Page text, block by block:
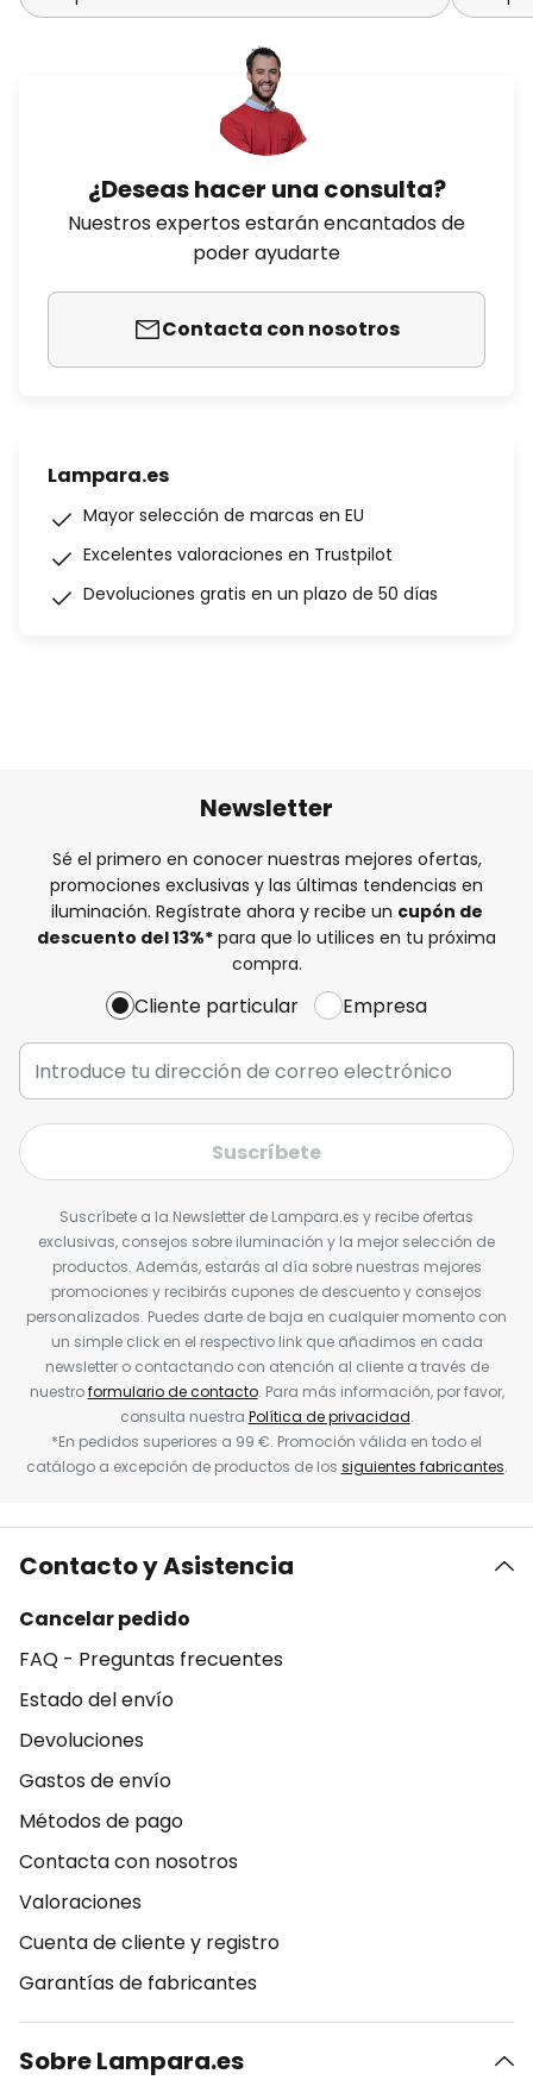
¿Deseas hacer una consulta?
Nuestros expertos estarán encantados de
poder ayudarte
Contacta con nosotros
Lampara.es
Mayor selección de marcas en EU
Excelentes valoraciones en Trustpilot
Devoluciones gratis en un plazo de 50 días
Newsletter
Sé el primero en conocer nuestras mejores ofertas,
promociones exclusivas y las últimas tendencias en
iluminación. Regístrate ahora y recibe un cupón de
descuento del13%* para que lo utilices en tu próxima
compra.
Cliente particular Empresa
Suscríbete
Suscríbete a la Newsletter de Lampara.es y recibe ofertas
exclusivas, consejos sobre iluminación y la mejor selección de
productos. Además, estarás al día sobre nuestras mejores
promociones y recibirás cupones de descuento y consejos
personalizados. Puedes darte de baja en cualquier momento con
un simple click en el respectivo link que añadimos en cada
newsletter o contactando con atención al cliente a través de
nuestroformulario de contacto. Para más información, por favor,
consulta nuestra Política de privacidad.
*En pedidos superiores a 99 €. Promoción válida en todo el
catálogo a excepción de productos de los siguientes fabricantes.
Contacto y Asistencia
Cancelar pedido
FAQ - Preguntas frecuentes
Estado del envío
Devoluciones
Gastos de envío
Métodos de pago
Contacta con nosotros
Valoraciones
Cuenta de cliente y registro
Garantías de fabricantes
Sobre Lampara.es